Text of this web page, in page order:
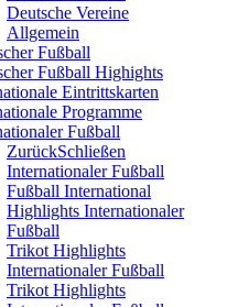
Deutsche Vereine
Allgemein
Fußball
Fußball Highights
Eintrittskarten
Programme
Fußball
ZurückSchließen
Internationaler Fußball
Fußball International
Highlights Internationaler
Fußball
Trikot Highlights
Internationaler Fußball
Trikot Highlights